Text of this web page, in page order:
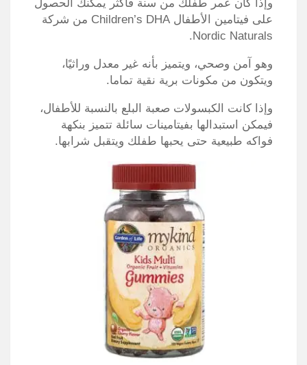
وإذا كان عمر طفلك من سنة فأكثر يمكنك الحصول
على فيتامين الأطفال Children’s DHA من شركة
Nordic Naturals.
وهو آمن وصحي، ويتميز بأنه غير معدل وراثيًا،
ويتكون من مكونات برية نقية تماما.
وإذا كانت الكبسولات صعبة البلع بالنسبة للأطفال،
فيمكن استبدالها بفيتامينات سائلة تتميز بنكهة
فواكه طبيعية حتى يحبها طفلك ويتقبل شرابها.